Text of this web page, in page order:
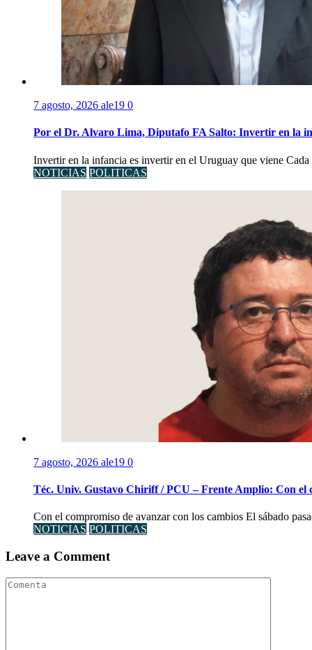
7 agosto, 2026 ale19 0
Por el Dr. Alvaro Lima, Diputafo FA Salto: Invertir en la
Invertir en la infancia es invertir en el Uruguay que viene
NOTICIAS POLITICAS
7 agosto, 2026 ale19 0
Téc. Univ. Gustavo Chiriff / PCU – Frente Amplio: Con el
Con el compromiso de avanzar con los cambios El sábado
NOTICIAS POLITICAS
Leave a Comment